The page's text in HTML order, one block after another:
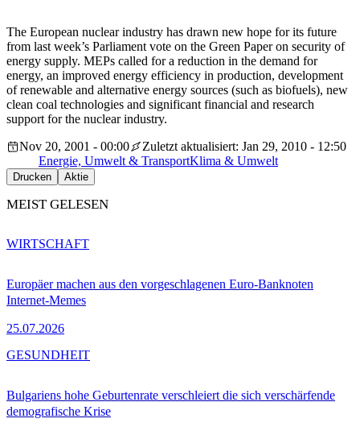
The European nuclear industry has drawn new hope for its future
from last week’s Parliament vote on the Green Paper on security of
energy supply. MEPs called for a reduction in the demand for
energy, an improved energy efficiency in production, development
of renewable and alternative energy sources (such as biofuels), new
clean coal technologies and significant financial and research
support for the nuclear industry.
Nov 20, 2001 - 00:00
Zuletzt aktualisiert: Jan 29, 2010 - 12:50
Energie, Umwelt & TransportKlima & Umwelt
Drucken Aktie
MEIST GELESEN
Europäer machen aus den vorgeschlagenen Euro-Banknoten
Internet-Memes
25.07.2026
WIRTSCHAFT
Bulgariens hohe Geburtenrate verschleiert die sich verschärfende
demografische Krise
GESUNDHEIT